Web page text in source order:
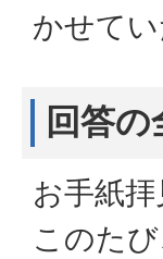
かせてい
回答の
お手紙拝
このた